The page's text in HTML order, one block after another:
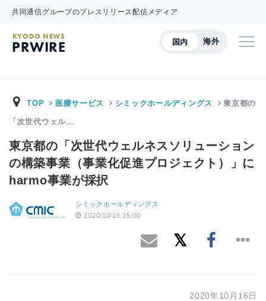
共同通信グループのプレスリリース配信メディア
国内 海外
KYODO NEWS
PRWIRE
TOP 医療サービス シミックホールディングス 東京都の
「次世代ウェル…
東京都の「次世代ウェルネスソリューション
の構築事業（事業化促進プロジェクト）」に
harmo事業が採択
シミックホールディングス
2020/10/16 15:00
2020年10月16日